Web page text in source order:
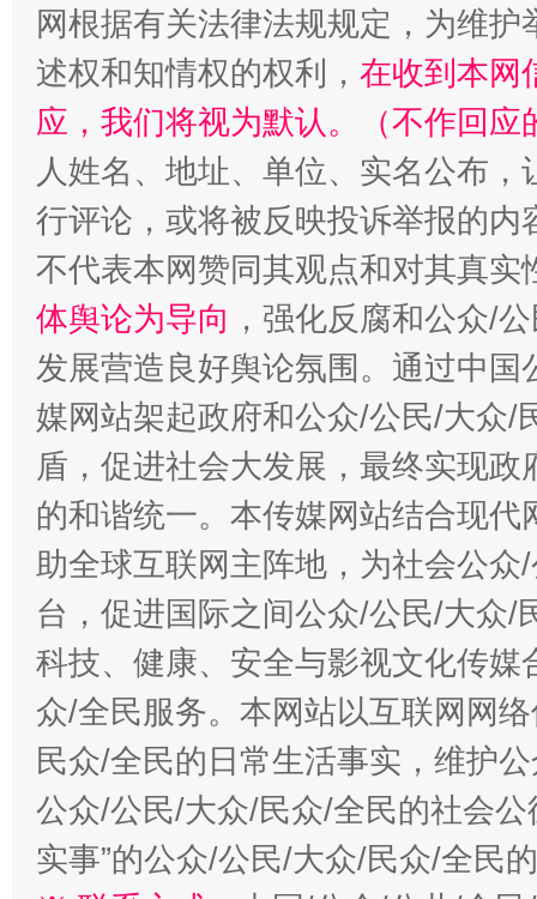
网根据有关法律法规规定，为维
述权和知情权的权利， 在收到本网
应，我们将视为默认。（不作回应
人姓名、地址、单位、实名公布
行评论，或将被反映投诉举报的
不代表本网赞同其观点和对其真实
体舆论为导向 ，强化反腐和公众/
发展营造良好舆论氛围。通过中
媒网站架起政府和公众/公民/大众/
盾，促进社会大发展，最终实现
的和谐统一。本传媒网站结合现
助全球互联网主阵地，为社会公
台，促进国际之间公众/公民/大众/
科技、健康、安全与影视文化传
众/全民服务。本网站以互联网网
民众/全民的日常生活事实，维护
公众/公民/大众/民众/全民的社会公
实事”的公众/公民/大众/民众/全民